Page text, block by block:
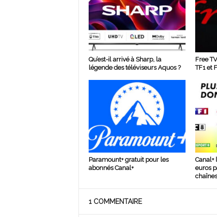
Qu’est-il arrivé à Sharp, la
légende des téléviseurs Aquos ?
Free
TF1 et
Paramount+ gratuit pour les
abonnés Canal+
Canal+
euros
chaînes
1 COMMENTAIRE